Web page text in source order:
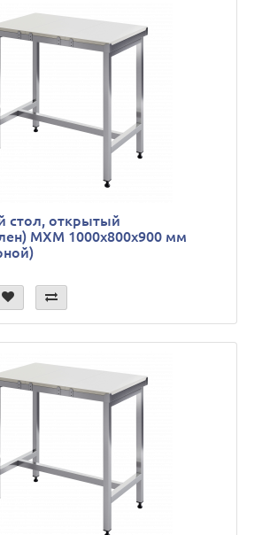
стол, открытый
МХМ 1000х800х900 мм